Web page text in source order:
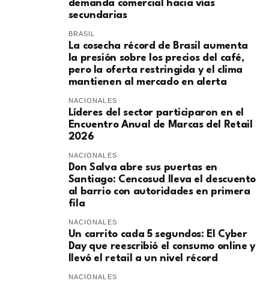
demanda comercial hacia vías
secundarias
BRASIL
La cosecha récord de Brasil aumenta
la presión sobre los precios del café,
pero la oferta restringida y el clima
mantienen al mercado en alerta
NACIONALES
Líderes del sector participaron en el
Encuentro Anual de Marcas del Retail
2026
NACIONALES
Don Salva abre sus puertas en
Santiago: Cencosud lleva el descuento
al barrio con autoridades en primera
fila
NACIONALES
Un carrito cada 5 segundos: El Cyber
Day que reescribió el consumo online y
llevó el retail a un nivel récord
NACIONALES